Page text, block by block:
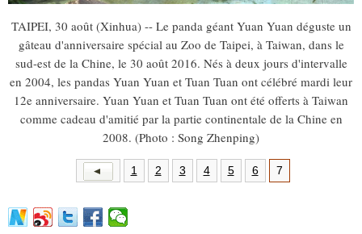
TAIPEI, 30 août (Xinhua) -- Le panda géant Yuan Yuan déguste un
gâteau d'anniversaire spécial au Zoo de Taipei, à Taiwan, dans le
sud-est de la Chine, le 30 août 2016. Nés à deux jours d'intervalle
en 2004, les pandas Yuan Yuan et Tuan Tuan ont célébré mardi leur
12e anniversaire. Yuan Yuan et Tuan Tuan ont été offerts à Taiwan
comme cadeau d'amitié par la partie continentale de la Chine en
2008. (Photo : Song Zhenping)
1 2 3 4 5 6 7